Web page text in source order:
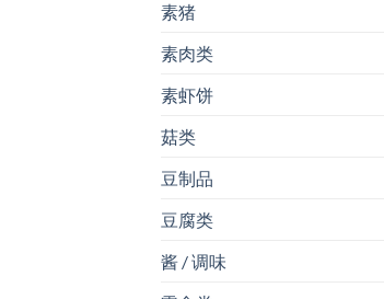
素猪
素肉类
素虾饼
菇类
豆制品
豆腐类
酱 / 调味